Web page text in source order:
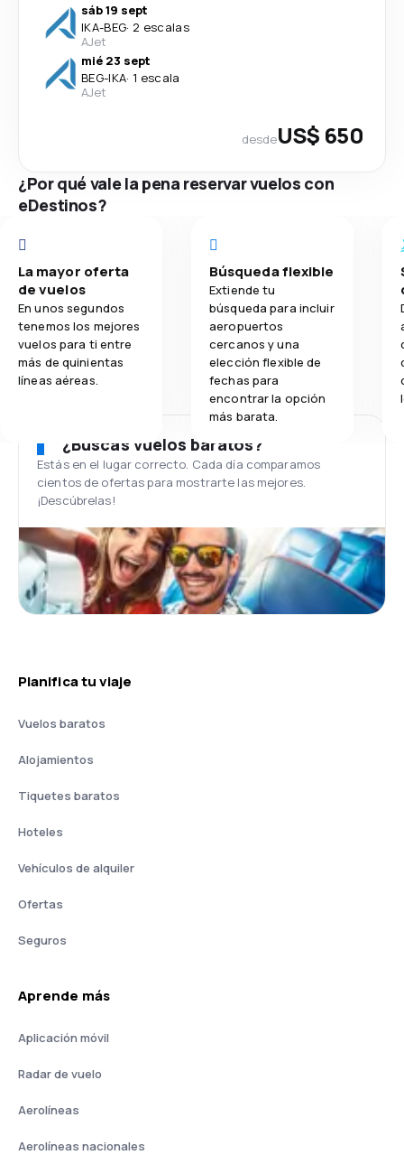
sáb 19 sept
IKA-BEG· 2 escalas
AJet
mié 23 sept
BEG-IKA· 1 escala
AJet
desdeUS$ 650
¿Por qué vale la pena reservar vuelos con
eDestinos?
La mayor oferta
de vuelos
En unos segundos
tenemos los mejores
vuelos para ti entre
más de quinientas
líneas aéreas.
Búsqueda flexible
Extiende tu
búsqueda para incluir
aeropuertos
cercanos y una
elección flexible de
fechas para
encontrar la opción
más barata.
¿Buscas vuelos baratos?
Estás en el lugar correcto. Cada día comparamos
cientos de ofertas para mostrarte las mejores.
¡Descúbrelas!
Planifica tu viaje
Vuelos baratos
Alojamientos
Tiquetes baratos
Hoteles
Vehículos de alquiler
Ofertas
Seguros
Aprende más
Aplicación móvil
Radar de vuelo
Aerolíneas
Aerolíneas nacionales